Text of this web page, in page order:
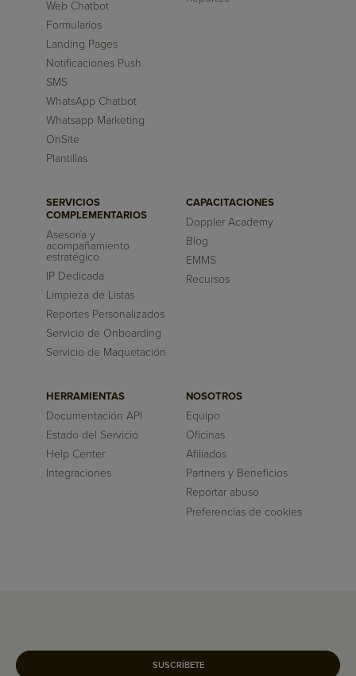
Web Chatbot
Formularios
Landing Pages
Notificaciones Push
SMS
WhatsApp Chatbot
Whatsapp Marketing
OnSite
Plantillas
SERVICIOS
COMPLEMENTARIOS
Asesoría y
acompañamiento
estratégico
IP Dedicada
Limpieza de Listas
Reportes Personalizados
Servicio de Onboarding
Servicio de Maquetación
CAPACITACIONES
Doppler Academy
Blog
EMMS
Recursos
HERRAMIENTAS
Documentación API
Estado del Servicio
Help Center
Integraciones
NOSOTROS
Equipo
Oficinas
Afiliados
Partners y Beneficios
Reportar abuso
Preferencias de cookies
SUSCRÍBETE